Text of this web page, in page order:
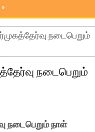
»
நடைபெறும்
நடைபெறும்
நடைபெறும் நாள்